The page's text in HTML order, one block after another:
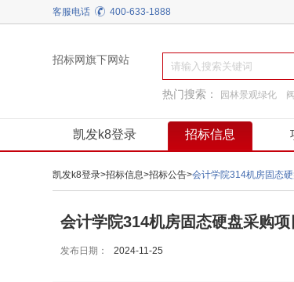
客服电话 400-633-1888
招标网旗下网站
热门搜索： 园林景观绿化
凯发k8登录 招标信息
凯发k8登录>招标信息>招标公告>会计学院314机房固态
会计学院314机房固态硬盘采购
发布日期： 2024-11-25